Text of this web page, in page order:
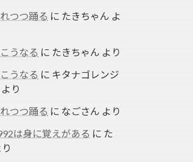
つつ踊るにたきちゃんよ
うなるにたきちゃんより
うなるにキタナゴレンジ
より
つつ踊るになごさんより
は身に覚えがあるにた